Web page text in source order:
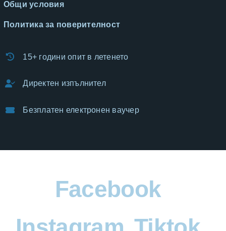
Общи условия
Политика за поверителност
15+ години опит в летенето
Директен изпълнител
Безплатен електронен ваучер
Facebook